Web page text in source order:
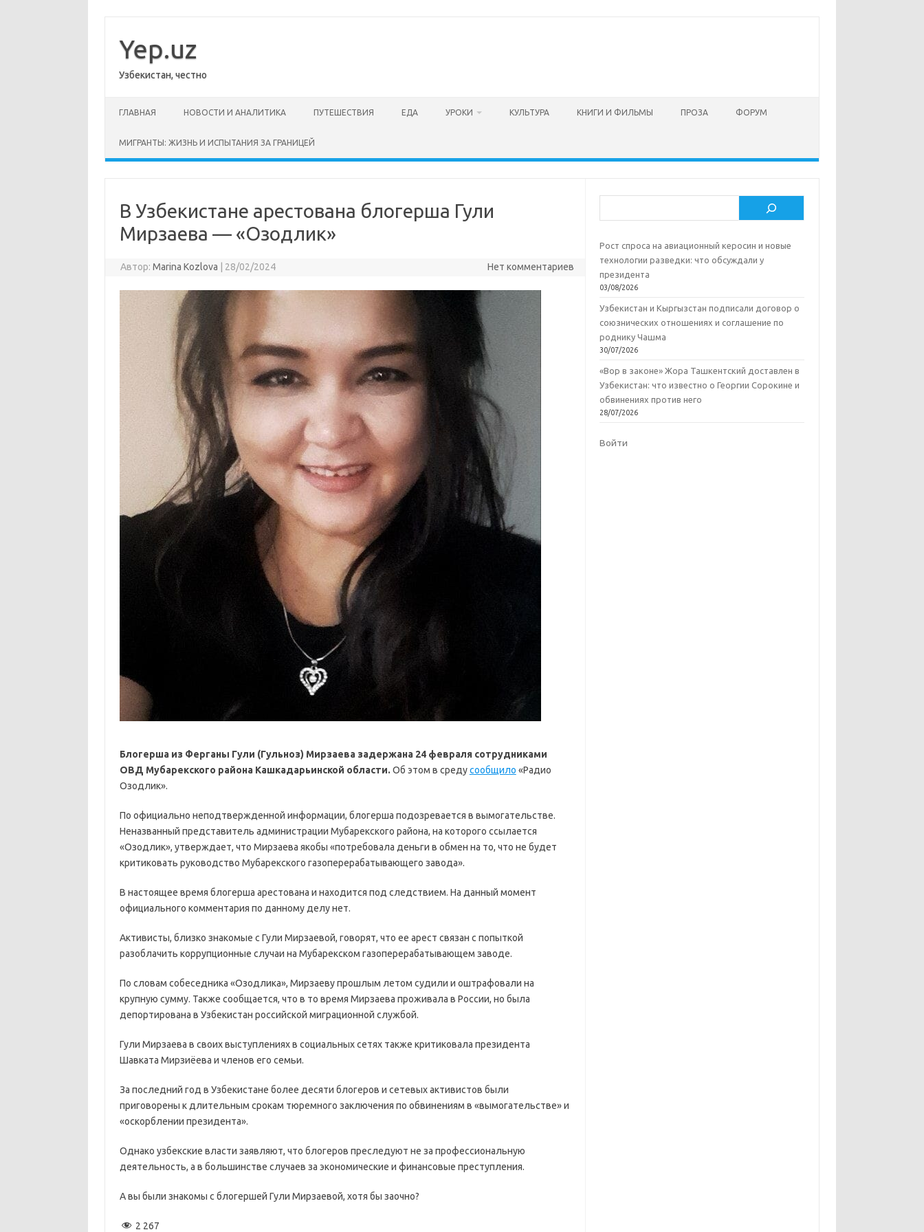
содержимому
Yep.uz
Узбекистан, честно
ГЛАВНАЯ НОВОСТИ И АНАЛИТИКА ПУТЕШЕСТВИЯ ЕДА УРОКИ КУЛЬТУРА КНИГИ И ФИЛЬМЫ ПРОЗА ФОРУМ
МИГРАНТЫ: ЖИЗНЬ И ИСПЫТАНИЯ ЗА ГРАНИЦЕЙ
В Узбекистане арестована блогерша Гули
Мирзаева — «Озодлик»
Автор: Marina Kozlova 28/02/2024 Нет комментариев
Блогерша из Ферганы Гули (Гульноз) Мирзаева задержана 24 февраля сотрудниками
ОВД Мубарекского района Кашкадарьинской области. Об этом в средусообщило «Радио
Озодлик».
По официально неподтвержденной информации, блогерша подозревается в вымогательстве.
Неназванный представитель администрации Мубарекского района, на которого ссылается
«Озодлик», утверждает, что Мирзаева якобы «потребовала деньги в обмен на то, что не будет
критиковать руководство Мубарекского газоперерабатывающего завода».
В настоящее время блогерша арестована и находится под следствием. На данный момент
официального комментария по данному делу нет.
Активисты, близко знакомые с Гули Мирзаевой, говорят, что ее арест связан с попыткой
разоблачить коррупционные случаи на Мубарекском газоперерабатывающем заводе.
По словам собеседника «Озодлика», Мирзаеву прошлым летом судили и оштрафовали на
крупную сумму. Также сообщается, что в то время Мирзаева проживала в России, но была
депортирована в Узбекистан российской миграционной службой.
Гули Мирзаева в своих выступлениях в социальных сетях также критиковала президента
Шавката Мирзиёева и членов его семьи.
За последний год в Узбекистане более десяти блогеров и сетевых активистов были
приговорены к длительным срокам тюремного заключения по обвинениям в «вымогательстве» и
«оскорблении президента».
Однако узбекские власти заявляют, что блогеров преследуют не за профессиональную
деятельность, а в большинстве случаев за экономические и финансовые преступления.
А вы были знакомы с блогершей Гули Мирзаевой, хотя бы заочно?
2 267
Рост спроса на авиационный керосин и новые
технологии разведки: что обсуждали у
президента
03/08/2026
Узбекистан и Кыргызстан подписали договор о
союзнических отношениях и соглашение по
роднику Чашма
30/07/2026
«Вор в законе» Жора Ташкентский доставлен в
Узбекистан: что известно о Георгии Сорокине и
обвинениях против него
28/07/2026
Войти